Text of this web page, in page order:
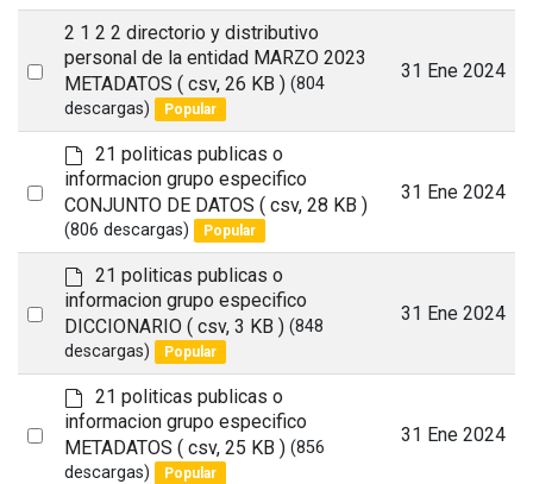
item
Select
item
2 1 2 2 directorio y distributivo
personal de la entidad MARZO 2023
METADATOS ( csv, 26 KB ) (804
descargas)
Popular
31 Ene 2024
Select
item
d
e
f
a
t
21 politicas publicas o
informacion grupo especifico
CONJUNTO DE DATOS ( csv, 28 KB )
(806 descargas) Popular
31 Ene 2024
Select
item
d
e
f
a
t
21 politicas publicas o
informacion grupo especifico
DICCIONARIO ( csv, 3 KB ) (848
descargas)
Popular
31 Ene 2024
Select
d
e
f
a
21 politicas publicas o
informacion grupo especifico
METADATOS ( csv, 25 KB ) (856
descargas)
Popular
31 Ene 2024